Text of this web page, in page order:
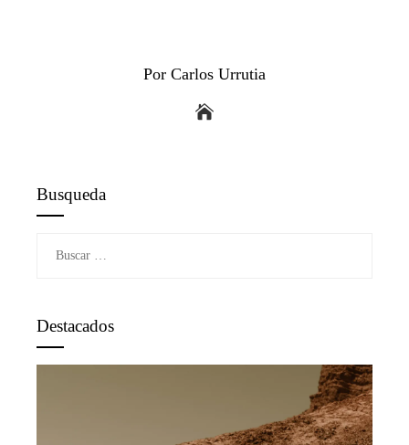
Por Carlos Urrutia
Busqueda
Destacados